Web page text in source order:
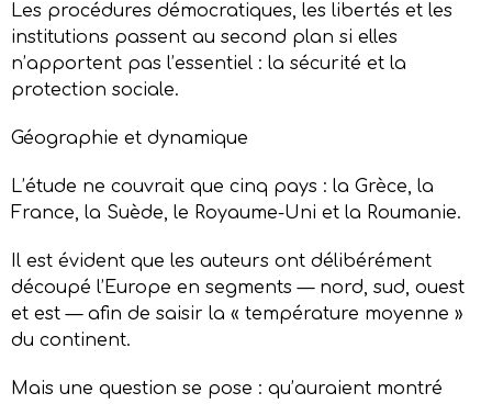
Les procédures démocratiques, les libertés et les
institutions passent au second plan si elles
n’apportent pas l’essentiel : la sécurité et la
protection sociale.
Géographie et dynamique
L’étude ne couvrait que cinq pays : la Grèce, la
France, la Suède, le Royaume-Uni et la Roumanie.
Il est évident que les auteurs ont délibérément
découpé l’Europe en segments — nord, sud, ouest
et est — afin de saisir la « température moyenne »
du continent.
Mais une question se pose : qu’auraient montré